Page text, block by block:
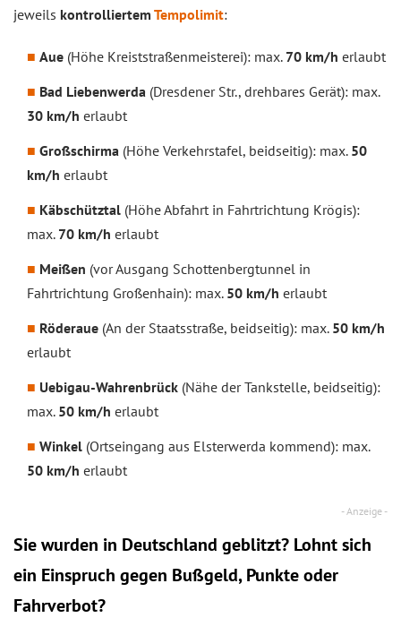
jeweils kontrolliertem Tempolimit:
Aue (Höhe Kreiststraßenmeisterei): max. 70 km/h erlaubt
Bad Liebenwerda (Dresdener Str., drehbares Gerät): max.
30 km/h erlaubt
Großschirma (Höhe Verkehrstafel, beidseitig): max. 50
km/h erlaubt
Käbschütztal (Höhe Abfahrt in Fahrtrichtung Krögis):
max. 70 km/h erlaubt
Meißen (vor Ausgang Schottenbergtunnel in
Fahrtrichtung Großenhain): max. 50 km/h erlaubt
Röderaue (An der Staatsstraße, beidseitig): max. 50 km/h
erlaubt
Uebigau-Wahrenbrück (Nähe der Tankstelle, beidseitig):
max. 50 km/h erlaubt
Winkel (Ortseingang aus Elsterwerda kommend): max.
50 km/h erlaubt
Sie wurden in Deutschland geblitzt? Lohnt sich
ein Einspruch gegen Bußgeld, Punkte oder
Fahrverbot?